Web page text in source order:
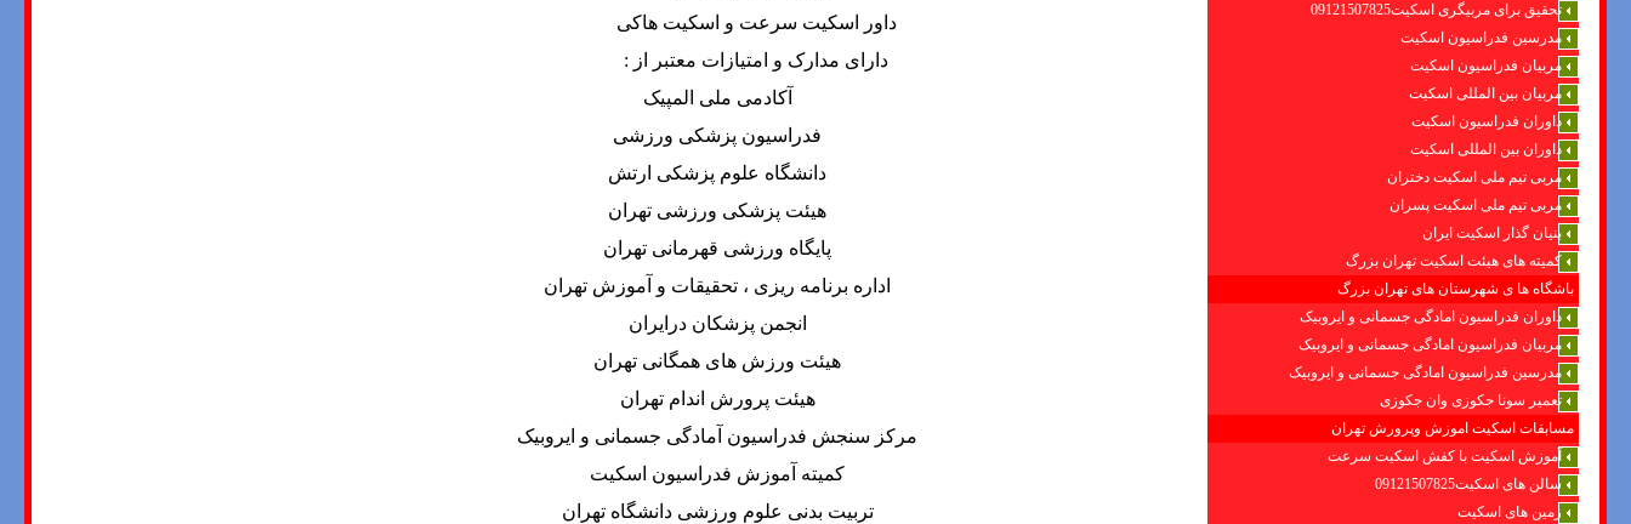
تحقیق برای مربیگری اسکیت09121507825
مدرسین فدراسیون اسکیت
مربیان فدراسیون اسکیت
مربیان بین المللی اسکیت
داوران فدراسیون اسکیت
داوران بین المللی اسکیت
مربی تیم ملی اسکیت دختران
مربی تیم ملی اسکیت پسران
بنیان گذار اسکیت ایران
کمیته های هیئت اسکیت تهران بزرگ
باشگاه ها ی شهرستان های تهران بزرگ
داوران فدراسیون امادگی جسمانی و ایروبیک
مربیان فدراسیون امادگی جسمانی و ایروبیک
مدرسین فدراسیون امادگی جسمانی و ایروبیک
تعمیر سونا جکوزی وان جکوزی
مسابقات اسکیت اموزش وپرورش تهران
آموزش اسکیت با کفش اسکیت سرعت
سالن های اسکیت09121507825
زمین های اسکیت
داور اسکیت سرعت و اسکیت هاکی
دارای مدارک و امتیازات معتبر از :
آکادمی ملی المپیک
فدراسیون پزشکی ورزشی
دانشگاه علوم پزشکی ارتش
هیئت پزشکی ورزشی تهران
پایگاه ورزشی قهرمانی تهران
اداره برنامه ریزی ، تحقیقات و آموزش تهران
انجمن پزشکان درایران
هیئت ورزش های همگانی تهران
هیئت پرورش اندام تهران
مرکز سنجش فدراسیون آمادگی جسمانی و ایروبیک
کمیته آموزش فدراسیون اسکیت
تربیت بدنی علوم ورزشی دانشگاه تهران